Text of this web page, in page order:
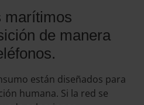
marítimos
de manera
están diseñados para
humana. Si la red se